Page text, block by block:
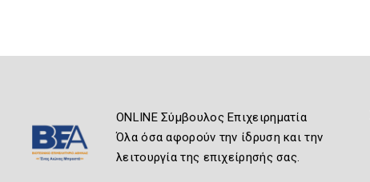
ONLINE Σύμβουλος Επιχειρηματία
Όλα όσα αφορούν την ίδρυση και την
λειτουργία της επιχείρησής σας.